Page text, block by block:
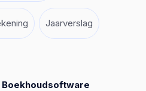
Jaarverslag
Boekhoudsoftware